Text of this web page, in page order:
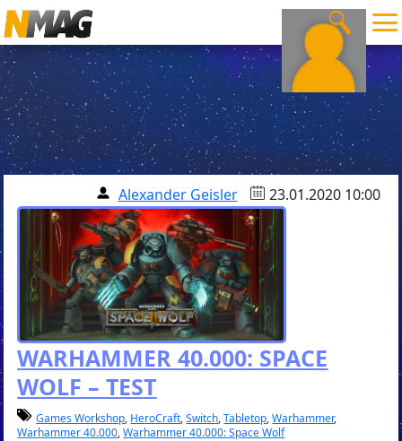
Alexander Geisler 23.01.2020 10:00
WARHAMMER 40.000: SPACE
WOLF – TEST
Games Workshop, HeroCraft,Switch,Tabletop,Warhammer,
Warhammer 40.000,Warhammer 40.000: Space Wolf